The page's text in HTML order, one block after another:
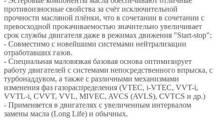
противоизносные свойства за счёт исключительной
прочности масляной плёнки, что в сочетании в сочетании с
превосходной прокачиваемостью значительно увеличивает
срок службы двигателя даже в режимах движения "Start-stop";
- Совместимо с новейшими системами нейтрализации
отработавших газов.
- Специальная маловязкая базовая основа оптимизирует
работу двигателей с системами непосредственного впрыска, с
турбонаддувом, а также с различными механизмами
изменения фаз газораспределения (VTEC, i-VTEC, VVT-i,
VVTL-i, CVVT, VVL, MIVEC, AVCS (AVLS), CVTCS и др.)
- Применяется в двигателях с увеличенным интервалом
замены масла (Long Life) и обычных.